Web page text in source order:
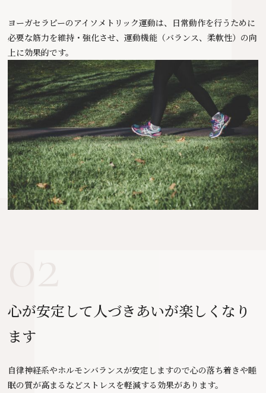
ヨーガセラピーのアイソメトリック運動は、日常動作を行うために
必要な筋力を維持・強化させ、運動機能（バランス、柔軟性）の向
上に効果的です。
心が安定して人づきあいが楽しくなり
ます
自律神経系やホルモンバランスが安定しますので心の落ち着きや睡
眠の質が高まるなどストレスを軽減する効果があります。